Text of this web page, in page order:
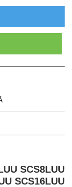
SCS8LUU
SCS16LUU